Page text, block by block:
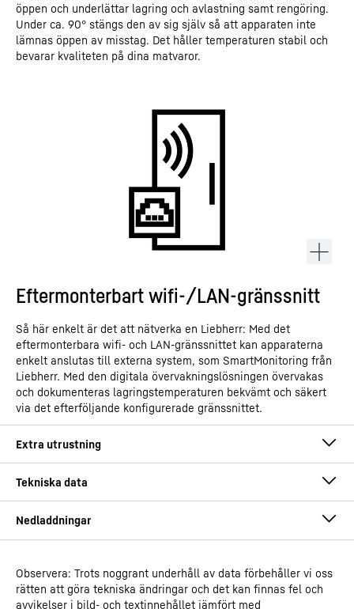
öppen och underlättar lagring och avlastning samt rengöring.
Under ca. 90° stängs den av sig själv så att apparaten inte
lämnas öppen av misstag. Det håller temperaturen stabil och
bevarar kvaliteten på dina matvaror.
Eftermonterbart wifi-/LAN-gränssnitt
Så här enkelt är det att nätverka en Liebherr: Med det
eftermonterbara wifi- och LAN-gränssnittet kan apparaterna
enkelt anslutas till externa system, som SmartMonitoring från
Liebherr. Med den digitala övervakningslösningen övervakas
och dokumenteras lagringstemperaturen bekvämt och säkert
via det efterföljande konfigurerade gränssnittet.
Produktkategori
Fristående frysskåp med
Driftsinstruktioner
Observera: Trots noggrant underhåll av data förbehåller vi oss
rätten att göra tekniska ändringar och det kan finnas fel och
avvikelser i bild- och textinnehållet jämfört med